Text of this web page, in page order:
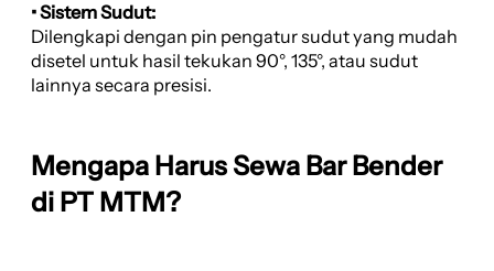
• Sistem Sudut:
Dilengkapi dengan pin pengatur sudut yang mudah
disetel untuk hasil tekukan 90°, 135°, atau sudut
lainnya secara presisi.
Mengapa Harus Sewa Bar Bender
di PT MTM?